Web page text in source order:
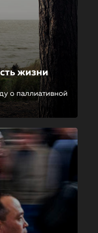
жизни
о паллиативной